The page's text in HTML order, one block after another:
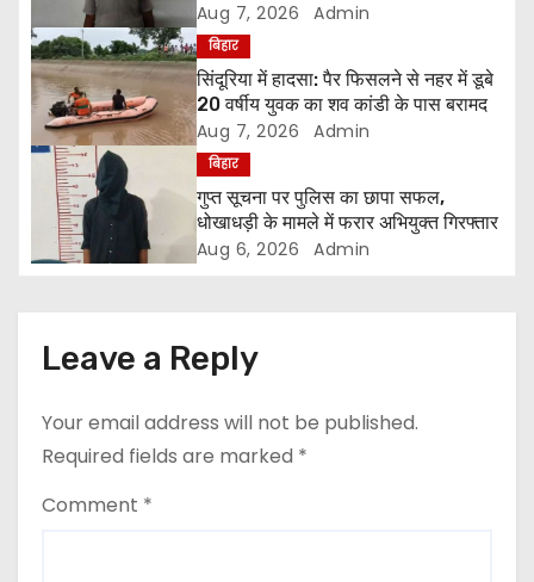
v
i
g
n
Aug 7, 2026 Admin
बिहार
सिंदूरिया में हादसा: पैर फिसलने से नहर में डूबे
20 वर्षीय युवक का शव कांडी के पास बरामद
Aug 7, 2026 Admin
बिहार
गुप्त सूचना पर पुलिस का छापा सफल,
धोखाधड़ी के मामले में फरार अभियुक्त गिरफ्तार
Aug 6, 2026 Admin
Leave a Reply
Your email address will not be published.
Required fields are marked *
Comment *